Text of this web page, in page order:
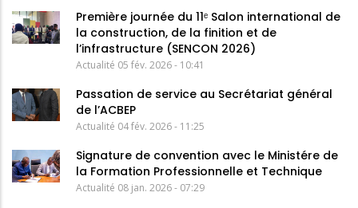
Première journée du 11ᵉ Salon international de
la construction, de la finition et de
l’infrastructure (SENCON 2026)
Actualité 05 fév. 2026 - 10:41
Passation de service au Secrétariat général
de l’ACBEP
Actualité 04 fév. 2026 - 11:25
Signature de convention avec le Ministére de
la Formation Professionnelle et Technique
Actualité 08 jan. 2026 - 07:29